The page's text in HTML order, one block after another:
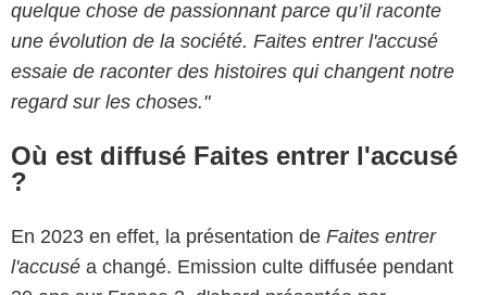
quelque chose de passionnant parce qu’il raconte
une évolution de la société. Faites entrer l'accusé
essaie de raconter des histoires qui changent notre
regard sur les choses."
Où est diffusé Faites entrer l'accusé
?
En 2023 en effet, la présentation de Faites entrer
l'accusé a changé. Emission culte diffusée pendant